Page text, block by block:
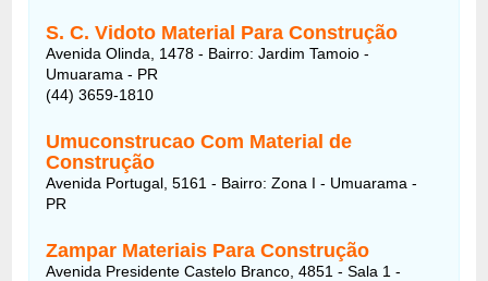
S. C. Vidoto Material Para Construção
Avenida Olinda, 1478 - Bairro: Jardim Tamoio -
Umuarama - PR
(44) 3659-1810
Umuconstrucao Com Material de
Construção
Avenida Portugal, 5161 - Bairro: Zona I - Umuarama -
PR
Zampar Materiais Para Construção
Avenida Presidente Castelo Branco, 4851 - Sala 1 -